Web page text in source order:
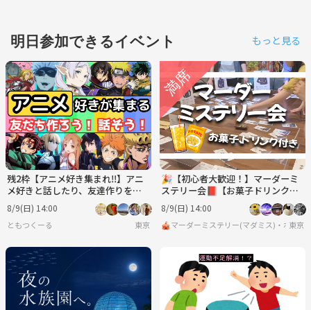
明日参加できるイベント もっと見る
残2枠【アニメ好き集まれ‼️】アニ
メ好きと話したり、友達作りをし
よう✨️【🔰新規大歓迎】【20代30
代】
8/9(日) 14:00
ともつくーる 東京
🎉【初心者大歓迎！】マーダーミ
ステリー会📕【お菓子ドリンク
付】【ボードゲーム、マダミス】
8/9(日) 14:00
🎪マーダーミステリー(マダミス)・ボード
東京